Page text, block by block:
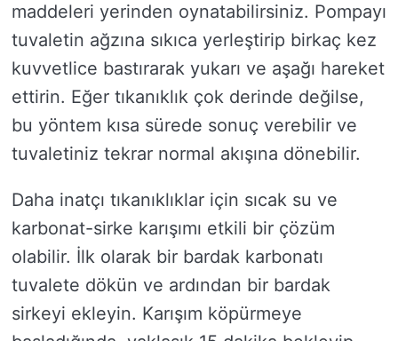
maddeleri yerinden oynatabilirsiniz. Pompayı
tuvaletin ağzına sıkıca yerleştirip birkaç kez
kuvvetlice bastırarak yukarı ve aşağı hareket
ettirin. Eğer tıkanıklık çok derinde değilse,
bu yöntem kısa sürede sonuç verebilir ve
tuvaletiniz tekrar normal akışına dönebilir.
Daha inatçı tıkanıklıklar için sıcak su ve
karbonat-sirke karışımı etkili bir çözüm
olabilir. İlk olarak bir bardak karbonatı
tuvalete dökün ve ardından bir bardak
sirkeyi ekleyin. Karışım köpürmeye